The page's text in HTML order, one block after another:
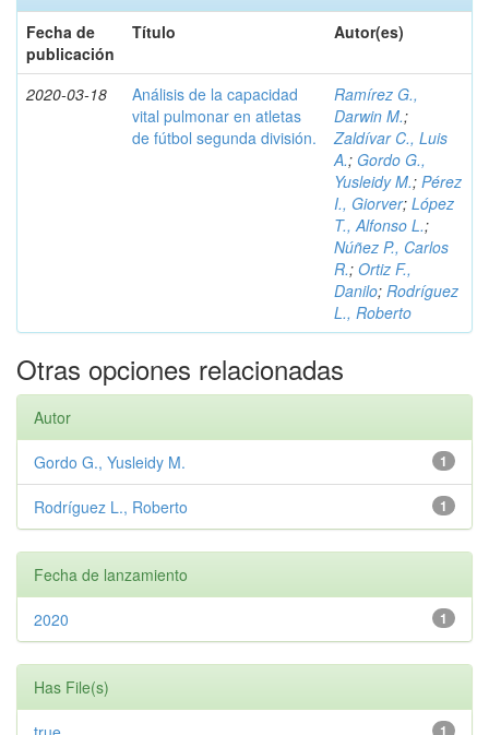
Fecha de
publicación
Título Autor(es)
2020-03-18
Análisis de la capacidad
vital pulmonar en atletas
de fútbol segunda división.
Ramírez G.,
Darwin M.;
Zaldívar C., Luis
A.; Gordo G.,
Yusleidy M.; Pérez
I., Giorver; López
T., Alfonso L.;
Núñez P., Carlos
R.; Ortiz F.,
Danilo; Rodríguez
L., Roberto
Otras opciones relacionadas
Autor
1
Gordo G., Yusleidy M.
1
Rodríguez L., Roberto
Fecha de lanzamiento
1
2020
Has File(s)
1